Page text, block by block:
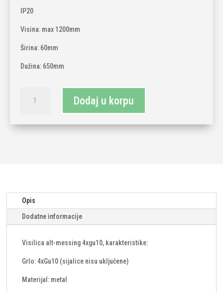
IP20
Visina: max 1200mm
Širina: 60mm
Dužina: 650mm
4xgu10
Dodaj u korpu
Opis
Dodatne informacije
Visilica alt-messing 4xgu10, karakteristike:
Grlo: 4xGu10 (sijalice nisu uključene)
Materijal: metal